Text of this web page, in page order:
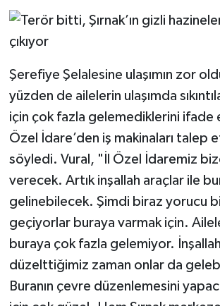
Şerefiye Şelalesine ulaşımın zor
yüzden de ailelerin ulaşımda
için çok fazla gelemediklerini ifade
Özel İdare’den iş makinaları talep
söyledi. Vural, "İl Özel İdaremiz
verecek. Artık inşallah araçlar ile
gelinebilecek. Şimdi biraz yorucu
geçiyorlar buraya varmak için.
buraya çok fazla gelemiyor.
düzelttiğimiz zaman onlar da
Buranın çevre düzenlemesini